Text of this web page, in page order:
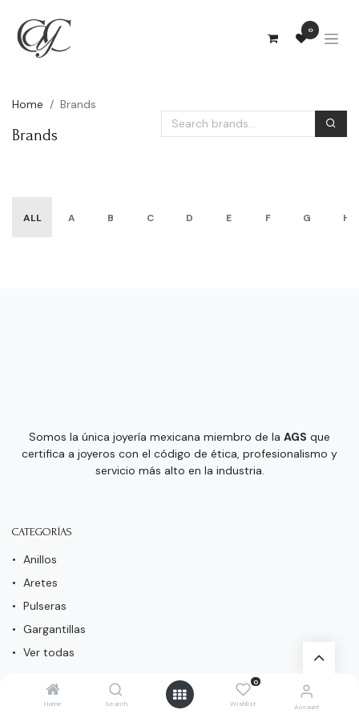
Home Search
0
Wishlist Account
0
Home Brands
Brands
ALL A B C D E F G H
Somos la única joyería mexicana miembro de la AGS que
certifica a joyeros con el código de ética, profesionalismo y
servicio más alto en la industria.
CATEGORÍAS
Anillos
Aretes
Pulseras
Gargantillas
Ver todas
SERVICIO AL CLIENTE